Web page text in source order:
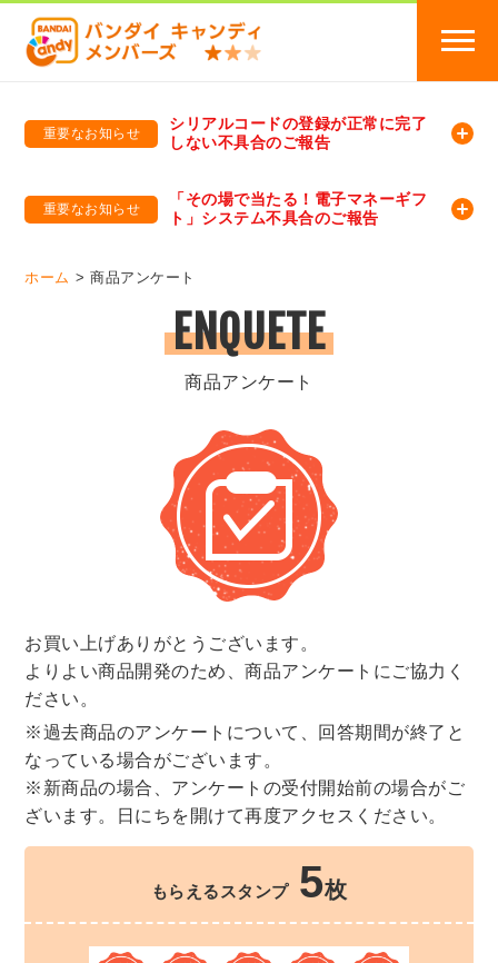
重要なお知らせ
シリアルコードの登録が正常に完了
しない不具合のご報告
重要なお知らせ
「その場で当たる！電子マネーギフ
ト」システム不具合のご報告
ホーム 商品アンケート
ENQUETE
商品アンケート
お買い上げありがとうございます。
よりよい商品開発のため、商品アンケートにご協力く
ださい。
※過去商品のアンケートについて、回答期間が終了と
なっている場合がございます。
※新商品の場合、アンケートの受付開始前の場合がご
ざいます。日にちを開けて再度アクセスください。
もらえるスタンプ 5枚